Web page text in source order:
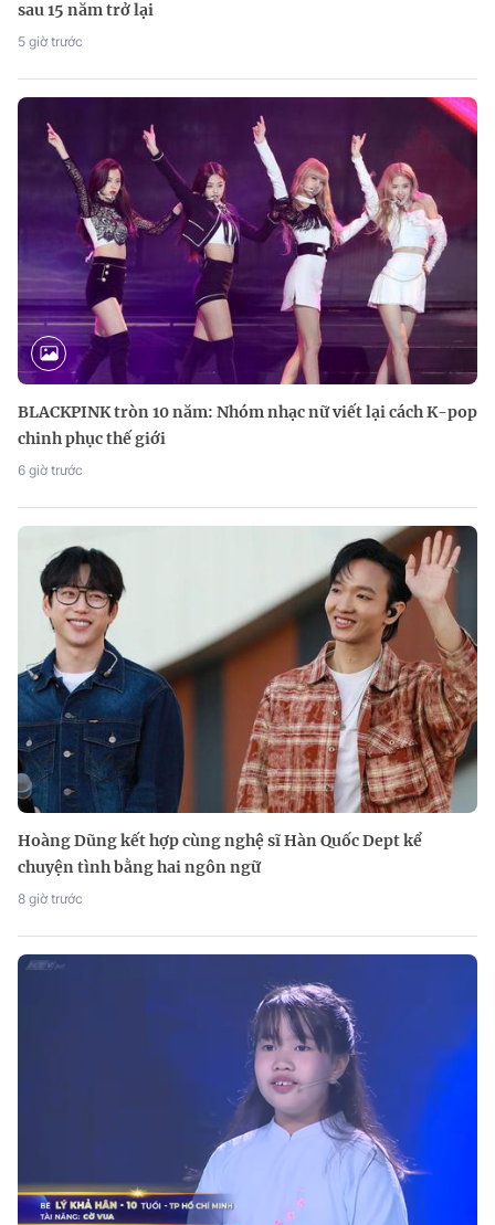
sau 15 năm trở lại
5 giờ trước
BLACKPINK tròn 10 năm: Nhóm nhạc nữ viết lại cách K-pop
chinh phục thế giới
6 giờ trước
Hoàng Dũng kết hợp cùng nghệ sĩ Hàn Quốc Dept kể
chuyện tình bằng hai ngôn ngữ
8 giờ trước